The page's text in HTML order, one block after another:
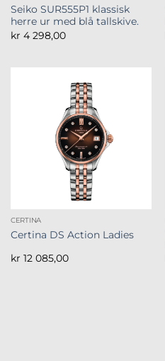
Seiko SUR555P1 klassisk
herre ur med blå tallskive.
kr 4 298,00
CERTINA
Certina DS Action Ladies
kr 12 085,00